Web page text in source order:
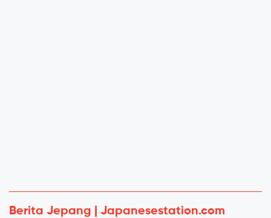
Berita Jepang | Japanesestation.com